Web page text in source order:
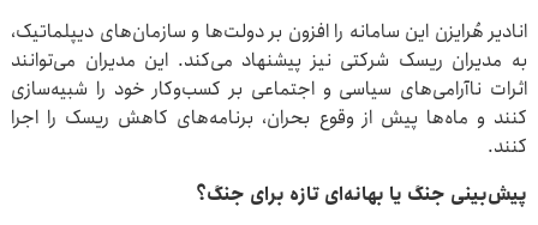
انادیر هُرایزن این سامانه را افزون بر دولت‌ها و سازمان‌های دیپلماتیک،
به مدیران ریسک شرکتی نیز پیشنهاد می‌کند. این مدیران می‌توانند
اثرات ناآرامی‌های سیاسی و اجتماعی بر کسب‌وکار خود را شبیه‌سازی
کنند و ماه‌ها پیش از وقوع بحران، برنامه‌های کاهش ریسک را اجرا
کنند.
پیش‌بینی جنگ یا بهانه‌ای تازه برای جنگ؟